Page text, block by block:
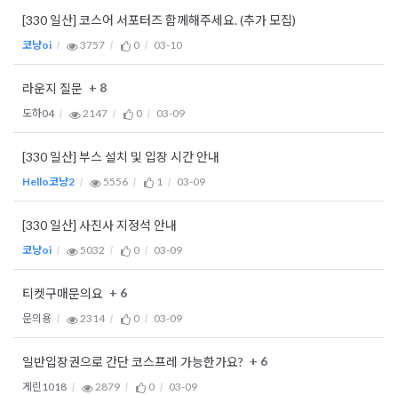
[330 일산] 코스어 서포터즈 함께해주세요. (추가 모집)
코냥oi 3757 0 03-10
라운지 질문 + 8
도하04 2147 0 03-09
[330 일산] 부스 설치 및 입장 시간 안내
Hello코냥2 5556 1 03-09
[330 일산] 사진사 지정석 안내
코냥oi 5032 0 03-09
티켓구매문의요 + 6
문의용 2314 0 03-09
일반입장권으로 간단 코스프레 가능한가요? + 6
게린1018 2879 0 03-09